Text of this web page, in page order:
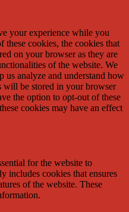
your experience while you
these cookies, the cookies that
on your browser as they are
of the website. We
us analyze and understand how
will be stored in your browser
the option to opt-out of these
cookies may have an effect
for the website to
includes cookies that ensures
of the website. These